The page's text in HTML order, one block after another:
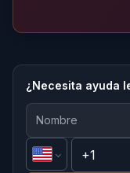
¿Necesita ayuda